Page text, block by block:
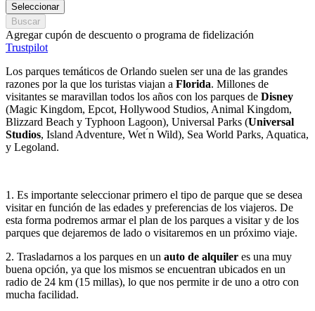
Seleccionar
Buscar
Agregar cupón de descuento o programa de fidelización
Trustpilot
Los parques temáticos de Orlando suelen ser una de las grandes
razones por la que los turistas viajan a Florida. Millones de
visitantes se maravillan todos los años con los parques de Disney
(Magic Kingdom, Epcot, Hollywood Studios, Animal Kingdom,
Blizzard Beach y Typhoon Lagoon), Universal Parks (Universal
Studios, Island Adventure, Wet ́n Wild), Sea World Parks, Aquatica,
y Legoland.
1. Es importante seleccionar primero el tipo de parque que se desea
visitar en función de las edades y preferencias de los viajeros. De
esta forma podremos armar el plan de los parques a visitar y de los
parques que dejaremos de lado o visitaremos en un próximo viaje.
2. Trasladarnos a los parques en un auto de alquiler es una muy
buena opción, ya que los mismos se encuentran ubicados en un
radio de 24 km (15 millas), lo que nos permite ir de uno a otro con
mucha facilidad.